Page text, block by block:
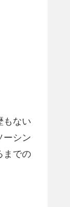
もない
ーシン
までの